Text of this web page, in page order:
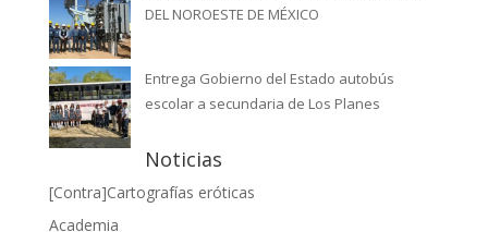
DEL NOROESTE DE MÉXICO
Entrega Gobierno del Estado autobús
escolar a secundaria de Los Planes
Noticias
[Contra]Cartografías eróticas
Academia